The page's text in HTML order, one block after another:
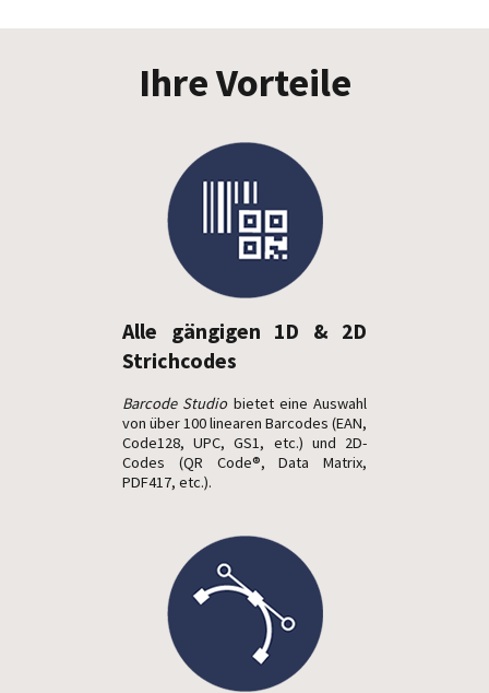
Ihre Vorteile
Alle gängigen 1D & 2D
Strich­codes
Barcode Studiobietet eine Auswahl
von über 100 linearen Barcodes (EAN,
Code128, UPC, GS1, etc.) und 2D-
Codes (QR Code®, Data Matrix,
PDF417, etc.).